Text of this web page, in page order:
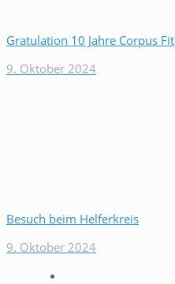
Gratulation 10 Jahre Corpus Fit
9. Oktober 2024
Besuch beim Helferkreis
9. Oktober 2024